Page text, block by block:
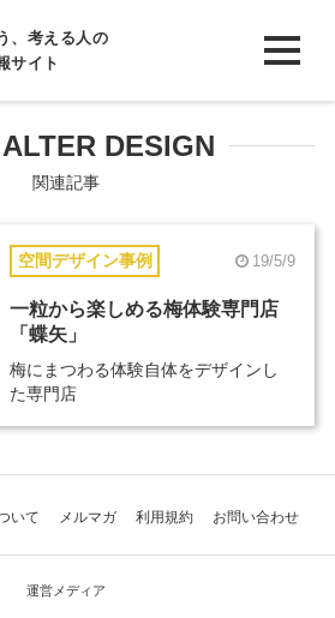
、考える人の
サイト
DESIGN
関連記事
空間デザイン事例 19/5/9
一粒から楽しめる梅体験専門店
「蝶矢」
梅にまつわる体験自体をデザインし
た専門店
いて メルマガ 利用規約 お問い合わせ
運営メディア